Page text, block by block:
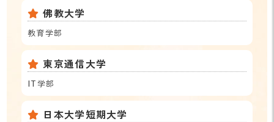
佛教大学
教育学部
東京通信大学
IT学部
日本大学短期大学